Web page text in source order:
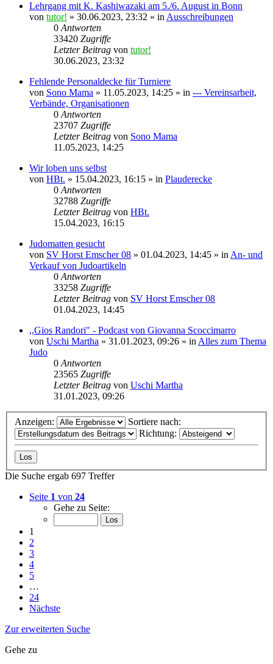
Lehrgang mit K. Kashiwazaki am 5./6. August in Bonn
von tutor! » 30.06.2023, 23:32 » in Ausschreibungen
0 Antworten
33420 Zugriffe
Letzter Beitrag von tutor!
30.06.2023, 23:32
Fehlende Personaldecke für Turniere
von Sono Mama » 11.05.2023, 14:25 » in --- Vereinsarbeit,
Verbände, Organisationen
0 Antworten
23707 Zugriffe
Letzter Beitrag von Sono Mama
11.05.2023, 14:25
Wir loben uns selbst
von HBt. » 15.04.2023, 16:15 » in Plauderecke
0 Antworten
32788 Zugriffe
Letzter Beitrag von HBt.
15.04.2023, 16:15
Judomatten gesucht
von SV Horst Emscher 08 » 01.04.2023, 14:45 » in An- und
Verkauf von Judoartikeln
0 Antworten
33258 Zugriffe
Letzter Beitrag von SV Horst Emscher 08
01.04.2023, 14:45
,,Gios Randori" - Podcast von Giovanna Scoccimarro
von Uschi Martha » 31.01.2023, 09:26 » in Alles zum Thema
Judo
0 Antworten
23565 Zugriffe
Letzter Beitrag von Uschi Martha
31.01.2023, 09:26
Anzeigen:
Sortiere nach:
Richtung:
Die Suche ergab 697 Treffer
Seite 1 von 24
Gehe zu Seite:
1
2
3
4
5
…
24
Nächste
Zur erweiterten Suche
Gehe zu